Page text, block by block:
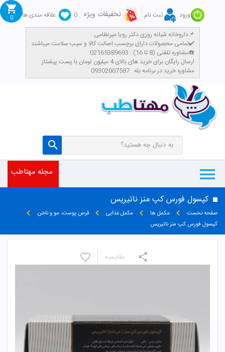
ورود ثبت نام تخفیفات ویژه 0
علاقه مندی ها
داروخانه شبانه روزی دکتر رویا میرنظامی📌
تمامی محصولات دارای برچسب اصالت کالا و سیب سلامت میباشند✔️
مشاوره تلفنی (8 تا 16) : 02165389693☎️
​ارسال رایگان برای خرید های بالای 4 میلیون تومان با پست پیشتاز
مشاوره خرید در برنامه بله : 09302007587
0
مجله مهتاطب
کپسول فورس کپ منز ناتیریس
صفحه نخست مکمل ها مکمل غذایی
قرص پوست، مو و ناخن
کپسول فورس کپ منز ناتیریس
مقایسـه